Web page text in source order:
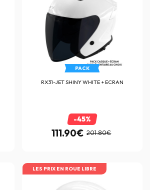
PACK
RX31-JET SHINY WHITE + ECRAN
-45%
111.90€ 201.80€
LES PRIX EN ROUE LIBRE